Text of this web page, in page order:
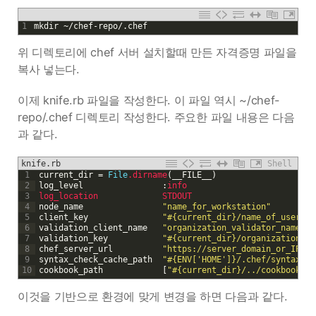
1 mkdir ~/chef- repo/. chef
위 디렉토리에 chef 서버 설치할때 만든 자격증명 파일을
복사 넣는다.
이제 knife.rb 파일을 작성한다. 이 파일 역시 ~/chef-
repo/.chef 디렉토리 작성한다. 주요한 파일 내용은 다음
과 같다.
knife.rb
Shell
1
2
3
4
5
6
7
8
9
10
current_dir = File.dirname( __FILE__
)
log_level
: info
log_location STDOUT
node name
"name_for_workstation"
client
key
"#{current_dir}/
validation_client
name
"organization_validator_name"
validation
key
"#{current_dir}/
chef_server url
"https://server_domain_or_IP/
syntax_check_cache path
"#{ENV['HOME']}/.chef/
cookbook path "#{current_dir}/../cookbooks"
이것을 기반으로 환경에 맞게 변경을 하면 다음과 같다.